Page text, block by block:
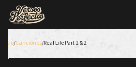
Inicio/Canciones/Real Life Part 1 & 2